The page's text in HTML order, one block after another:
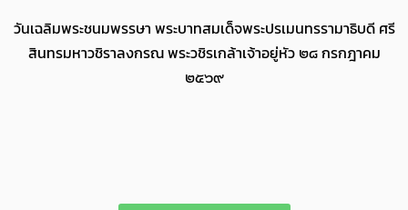
วันเฉลิมพระชนมพรรษา พระบาทสมเด็จพระปรเมนทรรามาธิบดี ศรี
สินทรมหาวชิราลงกรณ พระวชิรเกล้าเจ้าอยู่หัว ๒๘ กรกฎาคม
๒๕๖๙